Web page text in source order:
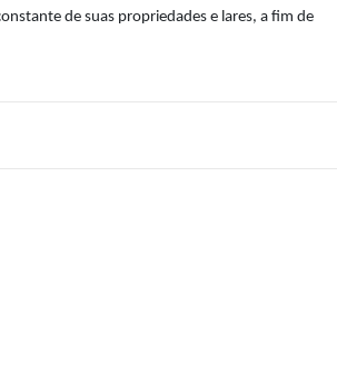
de suas propriedades e lares, a fim de